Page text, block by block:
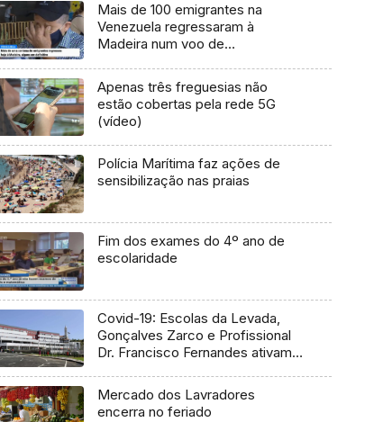
Mais de 100 emigrantes na
Venezuela regressaram à
Madeira num voo de
Apenas três freguesias não
estão cobertas pela rede 5G
(vídeo)
Polícia Marítima faz ações de
sensibilização nas praias
Fim dos exames do 4º ano de
escolaridade
Covid-19: Escolas da Levada,
Gonçalves Zarco e Profissional
Dr. Francisco Fernandes ativam
Mercado dos Lavradores
encerra no feriado